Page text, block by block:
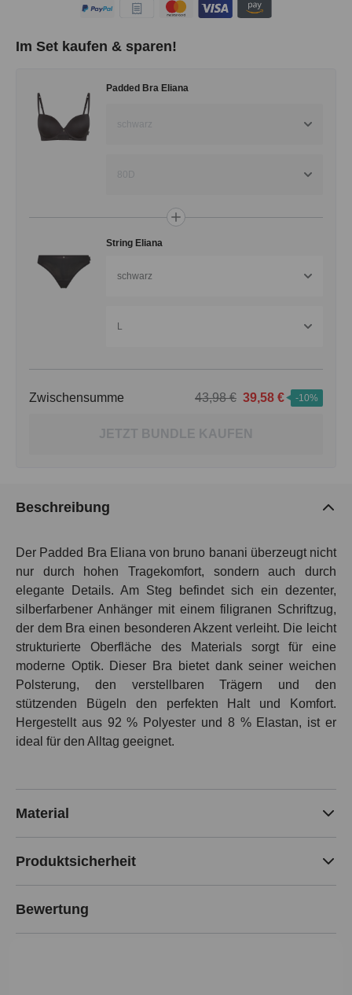
Im Set kaufen & sparen!
Padded Bra Eliana
schwarz
80D
String Eliana
schwarz
L
Zwischensumme 43,98 € 39,58 € -10%
JETZT BUNDLE KAUFEN
Beschreibung
Der Padded Bra Eliana von bruno banani überzeugt nicht
nur durch hohen Tragekomfort, sondern auch durch
elegante Details. Am Steg befindet sich ein dezenter,
silberfarbener Anhänger mit einem filigranen Schriftzug,
der dem Bra einen besonderen Akzent verleiht. Die leicht
strukturierte Oberfläche des Materials sorgt für eine
moderne Optik. Dieser Bra bietet dank seiner weichen
Polsterung, den verstellbaren Trägern und den
stützenden Bügeln den perfekten Halt und Komfort.
Hergestellt aus 92 % Polyester und 8 % Elastan, ist er
ideal für den Alltag geeignet.
Material
Produktsicherheit
Bewertung